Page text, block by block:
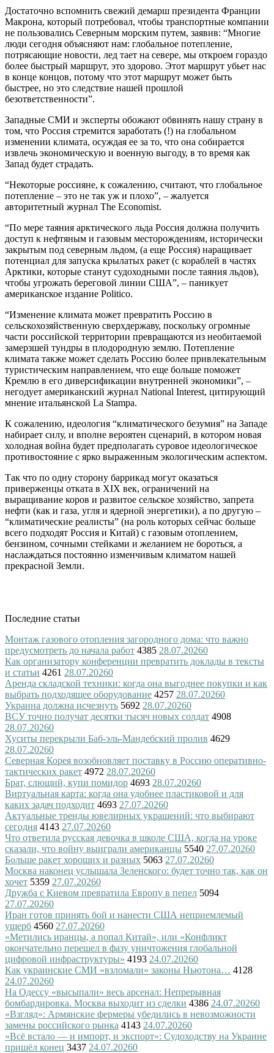
Достаточно вспомнить свежий демарш президента Франции
Макрона, который потребовал, чтобы транспортные компании
не пользовались Северным морским путем, заявив: “Многие
люди сегодня объясняют нам: глобальное потепление,
потрясающие новости, лед тает на севере, мы откроем гораздо
более быстрый маршрут, это здорово. Этот маршрут убьет нас
в конце концов, потому что этот маршрут может быть
быстрее, но это следствие нашей прошлой
безответственности”.
Западные СМИ и эксперты обожают обвинять нашу страну в
том, что Россия стремится заработать (!) на глобальном
изменении климата, осуждая ее за то, что она собирается
извлечь экономическую и военную выгоду, в то время как
Запад будет страдать.
“Некоторые россияне, к сожалению, считают, что глобальное
потепление – это не так уж и плохо”, – жалуется
авторитетный журнал The Economist.
“По мере таяния арктического льда Россия должна получить
доступ к нефтяным и газовым месторождениям, исторически
закрытым под северным льдом, (а еще Россия) наращивает
потенциал для запуска крылатых ракет (с кораблей в частях
Арктики, которые станут судоходными после таяния льдов),
чтобы угрожать береговой линии США”, – паникует
американское издание Politico.
“Изменение климата может превратить Россию в
сельскохозяйственную сверхдержаву, поскольку огромные
части российской территории превращаются из необитаемой
замерзшей тундры в плодородную землю. Потепление
климата также может сделать Россию более привлекательным
туристическим направлением, что еще больше поможет
Кремлю в его диверсификации внутренней экономики”, –
негодует американский журнал National Interest, цитирующий
мнение итальянской La Stampa.
К сожалению, идеология “климатического безумия” на Западе
набирает силу, и вполне вероятен сценарий, в котором новая
холодная война будет предполагать суровое идеологическое
противостояние с ярко выраженным экологическим аспектом.
Так что по одну сторону баррикад могут оказаться
приверженцы отката в XIX век, ограничений на
выращивание коров и развитое сельское хозяйство, запрета
нефти (как и газа, угля и ядерной энергетики), а по другую –
“климатические реалисты” (на роль которых сейчас больше
всего подходят Россия и Китай) с газовым отоплением,
бензином, сочными стейками и желанием не бороться, а
наслаждаться постоянно изменчивым климатом нашей
прекрасной Земли.
Последние статьи
Монтаж газового отопления загородного дома: что важно
предусмотреть до начала работ 4385 28.07.20260
Как организатору конференции превратить доклады в тексты
и статьи 4261 28.07.20260
Аренда складской техники: когда она выгоднее покупки и как
выбрать подходящее оборудование 4257 28.07.20260
Украина должна исчезнуть 5692 28.07.20260
ВСУ точно получат десятки тысяч новых солдат 4908
28.07.20260
Хуситы перекрыли Баб-эль-Мандебский пролив 4629
28.07.20260
Северная Корея возобновляет поставку в Россию оперативно-
тактических ракет 4972 28.07.20260
Брат, слющий, купи помидор 4693 28.07.20260
Виртуальная карта: когда она удобнее пластиковой и для
каких задач подходит 4693 27.07.20260
Актуальные тренды ювелирных украшений: что выбирают
сегодня 4143 27.07.20260
Что ответила русская девочка в школе США, когда на уроке
сказали, что войну выиграли американцы 5540 27.07.20260
Больше ракет хороших и разных 5063 27.07.20260
Москва наконец услышала Зеленского: будет точно так, как он
хочет 5359 27.07.20260
Дружба с Киевом превратила Европу в пепел 5094
27.07.20260
Иран готов принять бой и нанести США неприемлемый
ущерб 4560 27.07.20260
«Метились иранцы, а попал Китай», или «Конфликт
окончательно перешел в фазу уничтожения глобальной
цифровой инфраструктуры» 4193 24.07.20260
Как украинские СМИ «взломали» законы Ньютона… 4128
24.07.20260
На Одессу «высыпали» весь арсенал: Непрерывная
бомбардировка. Москва выходит из сделки 4386 24.07.20260
«Взгляд»: Армянские фермеры убедились в невозможности
замены российского рынка 4143 24.07.20260
«Всё встало — и импорт, и экспорт»: Судоходству на Украине
пришёл конец 3437 24.07.20260